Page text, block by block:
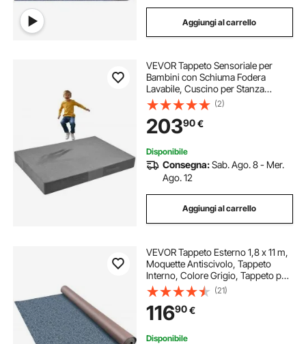
Aggiungi al carrello
VEVOR Tappeto Sensoriale per
Bambini con Schiuma Fodera
Lavabile, Cuscino per Stanza
Sensoriale per Bambini e Adulti,
Materasso di Caduta per Protezione
Arrampicata Ginnastica da Palestra,
Grigio
(2)
20390€
Disponibile
Consegna:Sab. Ago. 8 - Mer.
Ago. 12
Aggiungi al carrello
VEVOR Tappeto Esterno 1,8 x 11 m,
Moquette Antiscivolo, Tappeto
Interno, Colore Grigio, Tappeto per
Interno e Esterno, Materiale Fibra di
Poliestere + TPR, Facile da Taglio e
Pulire
(21)
11690€
Disponibile